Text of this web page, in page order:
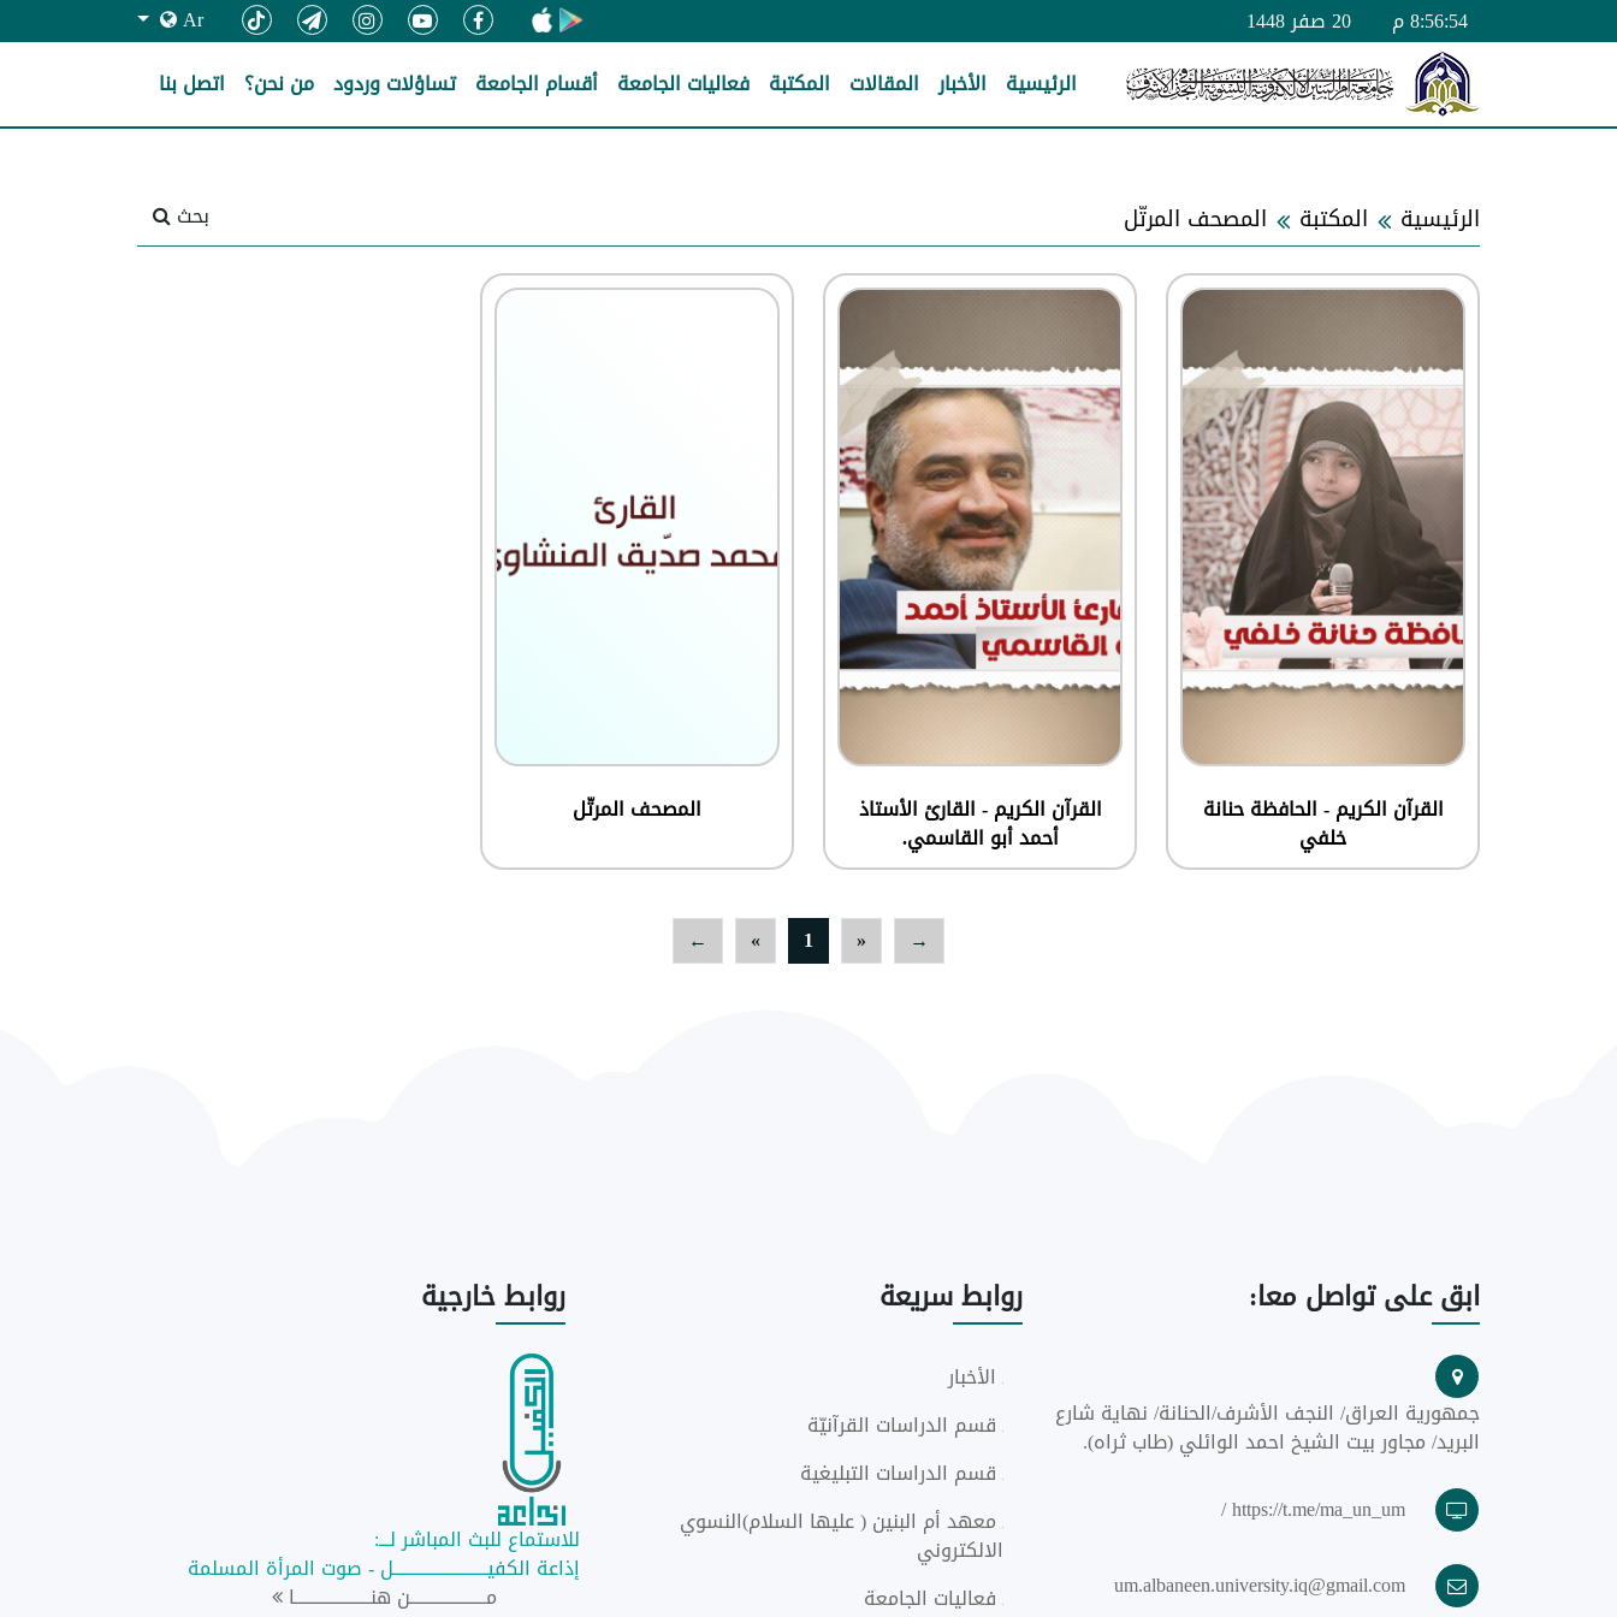
8:56:54 م 20 صفر 1448
Ar
الرئيسية الأخبار المقالات المكتبة فعاليات الجامعة أقسام الجامعة تساؤلات وردود من نحن؟ اتصل بنا
الرئيسية المكتبة المصحف المرتّل بحث
القرآن الكريم - الحافظة حنانة
خلفي
القرآن الكريم - القارئ الأستاذ
أحمد أبو القاسمي.
المصحف المرتّل
→
«
1
»
←
ابقعلى تواصل معا:
جمهورية العراق/ النجف الأشرف/الحنانة/ نهاية شارع
البريد/ مجاور بيت الشيخ احمد الوائلي (طاب ثراه).
https://t.me/ma_un_um /
um.albaneen.university.iq@gmail.com
روابطسريعة
الأخبار
قسم الدراسات القرآنيّة
قسم الدراسات التبليغية
معهد أم البنين ( عليها السلام)النسوي
الالكتروني
فعاليات الجامعة
روابطخارجية
للاستماع للبث المباشر لـــ:
إذاعة الكفيــــــــــــــــــــــــــل - صوت المرأة المسلمة
مـــــــــــــــــــــن هنـــــــــــــــــــــا